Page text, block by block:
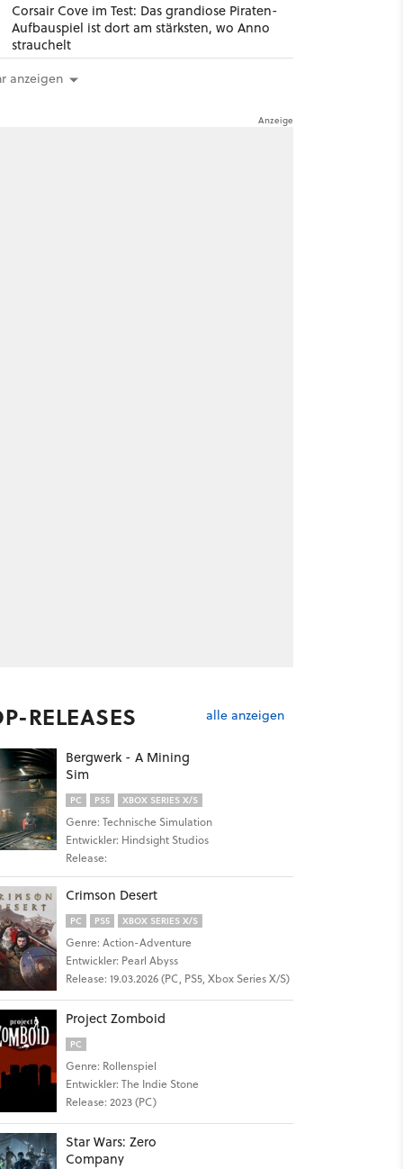
Corsair Cove im Test: Das grandiose Piraten-
Aufbauspiel ist dort am stärksten, wo Anno
strauchelt
anzeigen
RELEASES alle anzeigen
Bergwerk - A Mining
Sim
PC PS5 XBOX SERIES X/S
Genre: Technische Simulation
Entwickler: Hindsight Studios
Release:
Crimson Desert
PC PS5 XBOX SERIES X/S
Genre: Action-Adventure
Entwickler: Pearl Abyss
Release: 19.03.2026 (PC, PS5, Xbox Series X/S)
Project Zomboid
PC
Genre: Rollenspiel
Entwickler: The Indie Stone
Release: 2023 (PC)
Star Wars: Zero
Company